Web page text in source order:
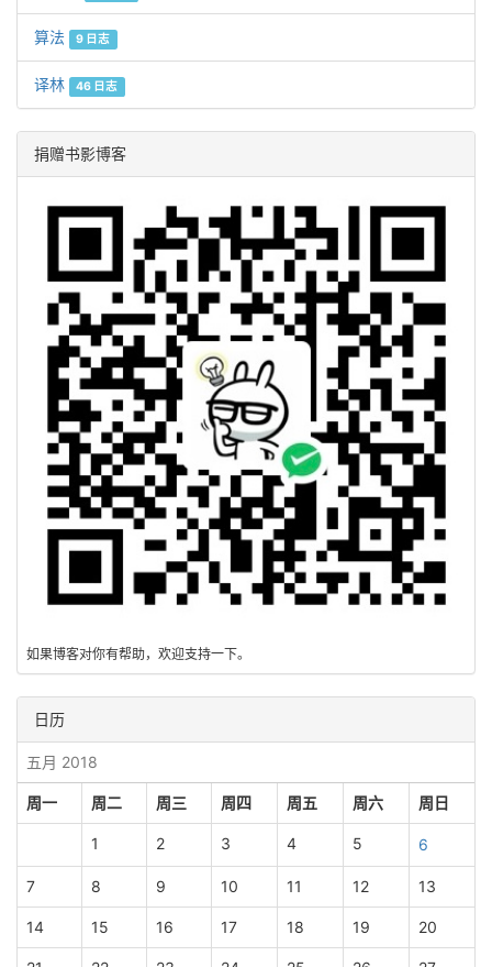
算法 9 日志
译林 46 日志
捐赠书影博客
如果博客对你有帮助，欢迎支持一下。
日历
五月 2018
周一 周二 周三 周四 周五 周六 周日
1 2 3 4 5 6
7 8 9 10 11 12 13
14 15 16 17 18 19 20